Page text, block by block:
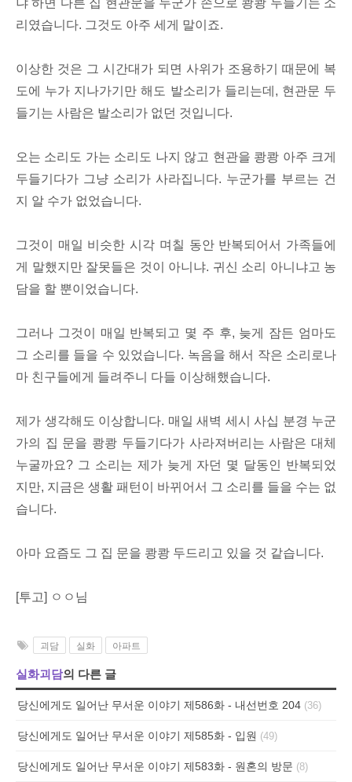
냐 하면 다른 집 현관문을 누군가 손으로 쾅쾅 두들기는 소
리였습니다. 그것도 아주 세게 말이죠.
이상한 것은 그 시간대가 되면 사위가 조용하기 때문에 복
도에 누가 지나가기만 해도 발소리가 들리는데, 현관문 두
들기는 사람은 발소리가 없던 것입니다.
오는 소리도 가는 소리도 나지 않고 현관을 쾅쾅 아주 크게
두들기다가 그냥 소리가 사라집니다. 누군가를 부르는 건
지 알 수가 없었습니다.
그것이 매일 비슷한 시각 며칠 동안 반복되어서 가족들에
게 말했지만 잘못들은 것이 아니냐. 귀신 소리 아니냐고 농
담을 할 뿐이었습니다.
그러나 그것이 매일 반복되고 몇 주 후, 늦게 잠든 엄마도
그 소리를 들을 수 있었습니다. 녹음을 해서 작은 소리로나
마 친구들에게 들려주니 다들 이상해했습니다.
제가 생각해도 이상합니다. 매일 새벽 세시 사십 분경 누군
가의 집 문을 쾅쾅 두들기다가 사라져버리는 사람은 대체
누굴까요? 그 소리는 제가 늦게 자던 몇 달동인 반복되었
지만, 지금은 생활 패턴이 바뀌어서 그 소리를 들을 수는 없
습니다.
아마 요즘도 그 집 문을 쾅쾅 두드리고 있을 것 같습니다.
[투고] ㅇㅇ님
괴담 실화 아파트
실화괴담의 다른 글
당신에게도 일어난 무서운 이야기 제586화 - 내선번호 204 (36)
당신에게도 일어난 무서운 이야기 제585화 - 입원 (49)
당신에게도 일어난 무서운 이야기 제583화 - 원혼의 방문 (8)